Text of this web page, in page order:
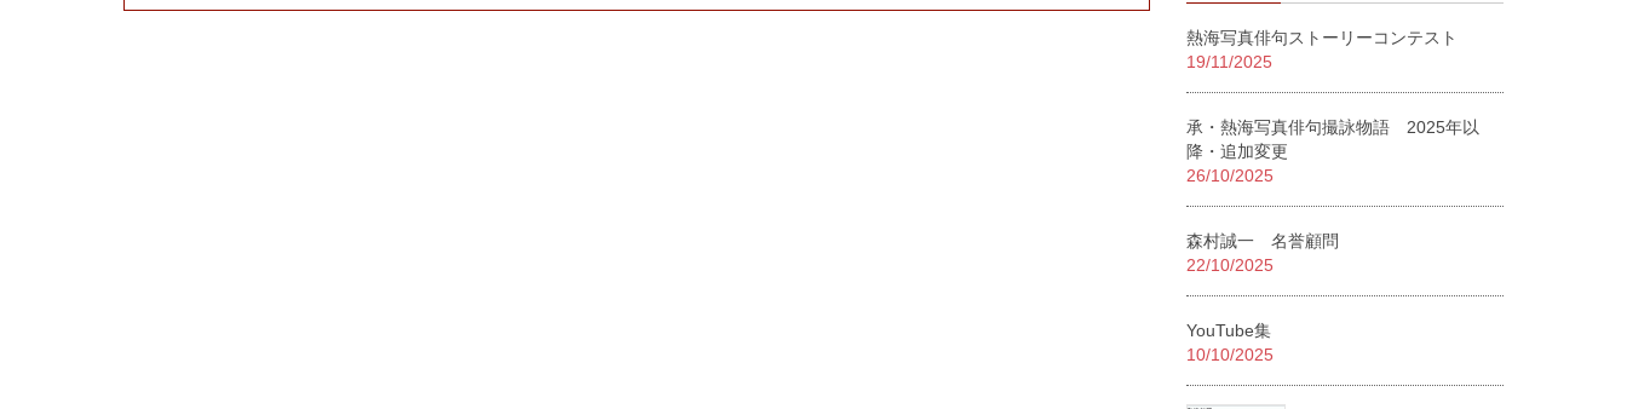
熱海写真俳句ストーリーコンテスト
19/11/2025
承・熱海写真俳句撮詠物語 2025年以
降・追加変更
26/10/2025
森村誠一 名誉顧問
22/10/2025
YouTube集
10/10/2025